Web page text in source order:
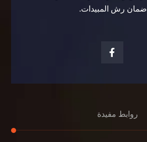
ضمان رش المبيدات.
روابط مفيدة